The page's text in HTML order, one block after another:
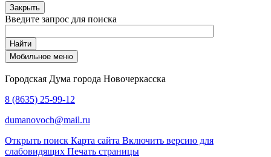
Закрыть
Введите запрос для поиска
Найти
Мобильное меню
Городская Дума города Новочеркасска
8 (8635) 25-99-12
dumanovoch@mail.ru
Открыть поиск Карта сайта Включить версию для
слабовидящих Печать страницы